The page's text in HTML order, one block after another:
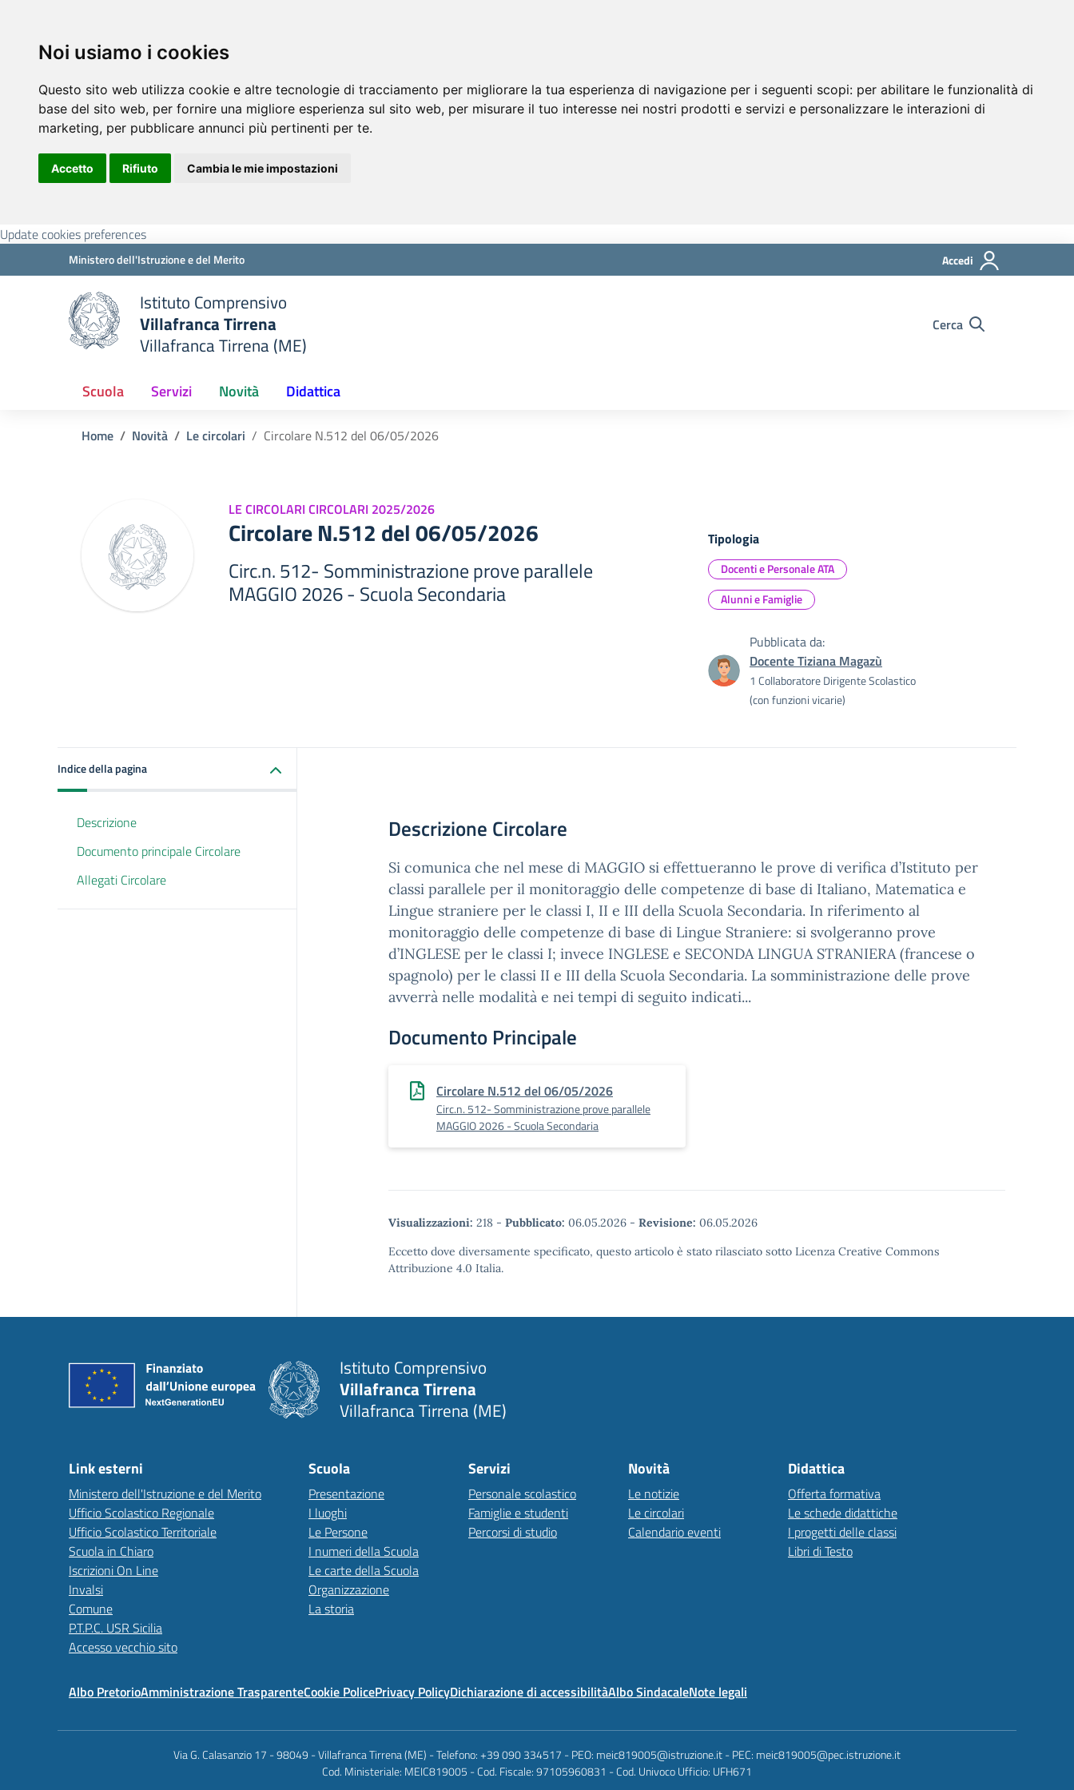
Noi usiamo i cookies
Questo sito web utilizza cookie e altre tecnologie di tracciamento per migliorare la tua esperienza di navigazione per i seguenti scopi: per abilitare le funzionalità di
base del sito web, per fornire una migliore esperienza sul sito web, per misurare il tuo interesse nei nostri prodotti e servizi e personalizzare le interazioni di
marketing, per pubblicare annunci più pertinenti per te.
Accetto Rifiuto Cambia le mie impostazioni
Update cookies preferences
Ministero dell'Istruzione e del Merito Accedi
Istituto Comprensivo
Villafranca Tirrena
Villafranca Tirrena (ME)
Cerca
Scuola Servizi Novità Didattica
Home Novità Le circolari Circolare N.512 del 06/05/2026
LE CIRCOLARI CIRCOLARI 2025/2026
Circolare N.512 del 06/05/2026
Circ.n. 512- Somministrazione prove parallele
MAGGIO 2026 - Scuola Secondaria
Tipologia
Docenti e Personale ATA
Alunni e Famiglie
Pubblicata da:
Docente Tiziana Magazù
1 Collaboratore Dirigente Scolastico
(con funzioni vicarie)
Indice della pagina
Descrizione
Documento principale Circolare
Allegati Circolare
Descrizione Circolare
Si comunica che nel mese di MAGGIO si effettueranno le prove di verifica d’Istituto per
classi parallele per il monitoraggio delle competenze di base di Italiano, Matematica e
Lingue straniere per le classi I, II e III della Scuola Secondaria. In riferimento al
monitoraggio delle competenze di base di Lingue Straniere: si svolgeranno prove
d’INGLESE per le classi I; invece INGLESE e SECONDA LINGUA STRANIERA (francese o
spagnolo) per le classi II e III della Scuola Secondaria. La somministrazione delle prove
avverrà nelle modalità e nei tempi di seguito indicati...
Documento Principale
Circolare N.512 del 06/05/2026
Circ.n. 512- Somministrazione prove parallele
MAGGIO 2026 - Scuola Secondaria
Visualizzazioni: 218 - Pubblicato: 06.05.2026 - Revisione: 06.05.2026
Eccetto dove diversamente specificato, questo articolo è stato rilasciato sotto Licenza Creative Commons
Attribuzione 4.0 Italia.
Istituto Comprensivo
Villafranca Tirrena
Villafranca Tirrena (ME)
Link esterni
Ministero dell'Istruzione e del Merito
Ufficio Scolastico Regionale
Ufficio Scolastico Territoriale
Scuola in Chiaro
Iscrizioni On Line
Invalsi
Comune
P.T.P.C. USR Sicilia
Accesso vecchio sito
Scuola
Presentazione
I luoghi
Le Persone
I numeri della Scuola
Le carte della Scuola
Organizzazione
La storia
Servizi
Personale scolastico
Famiglie e studenti
Percorsi di studio
Novità
Le notizie
Le circolari
Calendario eventi
Didattica
Offerta formativa
Le schede didattiche
I progetti delle classi
Libri di Testo
Albo PretorioAmministrazione TrasparenteCookie PolicePrivacy PolicyDichiarazione di accessibilitàAlbo SindacaleNote legali
Via G. Calasanzio 17 - 98049 - Villafranca Tirrena (ME) - Telefono: +39 090 334517 - PEO: meic819005@istruzione.it - PEC: meic819005@pec.istruzione.it
Cod. Ministeriale: MEIC819005 - Cod. Fiscale: 97105960831 - Cod. Univoco Ufficio: UFH671